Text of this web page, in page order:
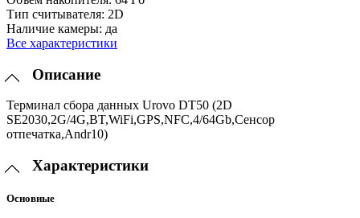
Тип считывателя: 2D
Наличие камеры: да
Все характеристики
Описание
Терминал сбора данных Urovo DT50 (2D
SE2030,2G/4G,BT,WiFi,GPS,NFC,4/64Gb,Сенсор
отпечатка,Andr10)
Характеристики
Основные